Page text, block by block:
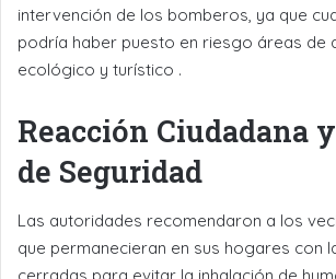
intervención de los bomberos, ya que
podría haber puesto en riesgo áreas de
ecológico y turístico .
Reacción Ciudadana
de Seguridad
Las autoridades recomendaron a los
que permanecieran en sus hogares con
cerradas para evitar la inhalación de